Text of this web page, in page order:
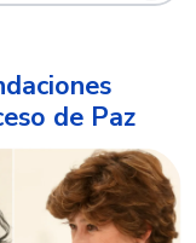
de Paz